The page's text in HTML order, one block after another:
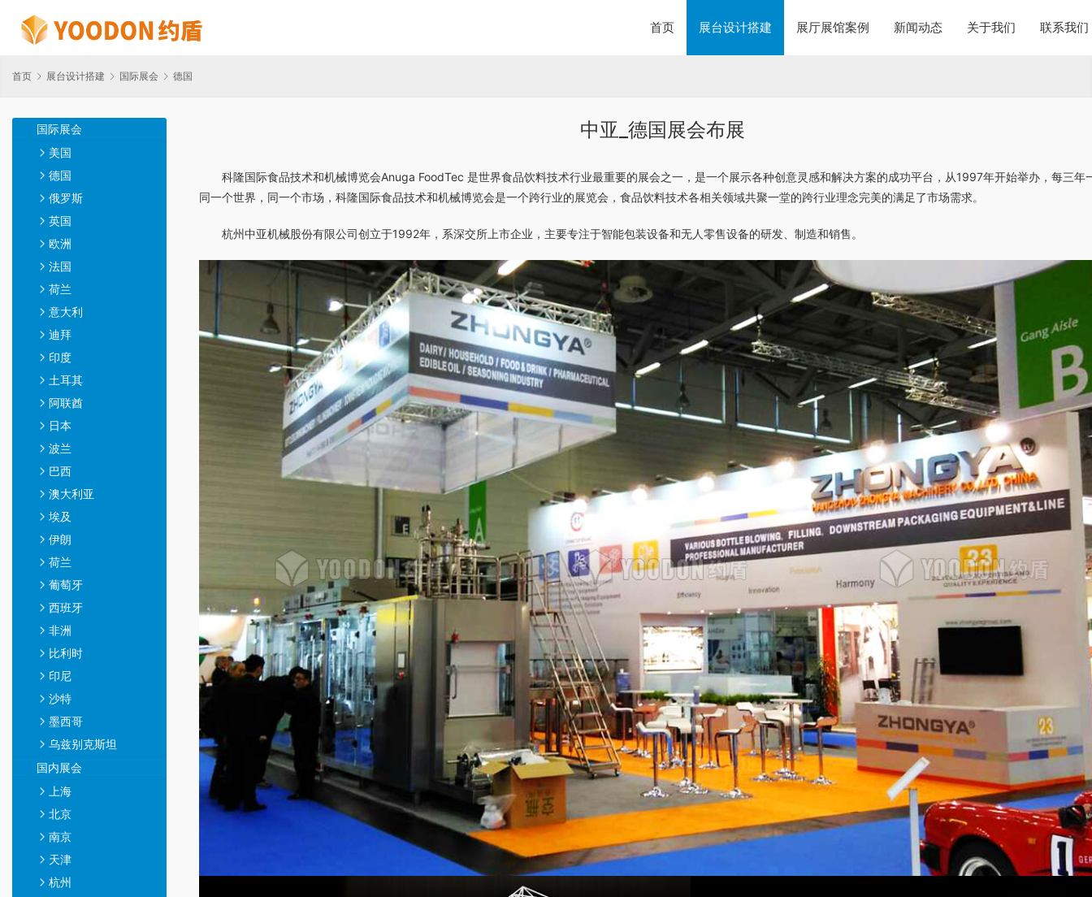
首页 展台设计搭建 展厅展馆案例 新闻动态 关于我们 联系我们
首页 展台设计搭建 国际展会 德国
国际展会
美国
德国
俄罗斯
英国
欧洲
法国
荷兰
意大利
迪拜
印度
土耳其
阿联酋
日本
波兰
巴西
澳大利亚
埃及
伊朗
荷兰
葡萄牙
西班牙
非洲
比利时
印尼
沙特
墨西哥
乌兹别克斯坦
国内展会
上海
北京
南京
天津
杭州
中亚_德国展会布展
科隆国际食品技术和机械博览会Anuga FoodTec 是世界食品饮料技术行业最重要的展会之一，是一个展示各种创意灵感和解决方案的成功平台，从1997年开始举办，每三年
同一个世界，同一个市场，科隆国际食品技术和机械博览会是一个跨行业的展览会，食品饮料技术各相关领域共聚一堂的跨行业理念完美的满足了市场需求。
杭州中亚机械股份有限公司创立于1992年，系深交所上市企业，主要专注于智能包装设备和无人零售设备的研发、制造和销售。